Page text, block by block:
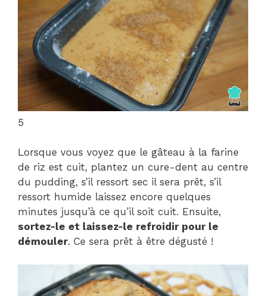
5
Lorsque vous voyez que le gâteau à la farine
de riz est cuit, plantez un cure-dent au centre
du pudding, s’il ressort sec il sera prêt, s’il
ressort humide laissez encore quelques
minutes jusqu’à ce qu’il soit cuit. Ensuite,
sortez-le et laissez-le refroidir pour le
démouler. Ce sera prêt à être dégusté !